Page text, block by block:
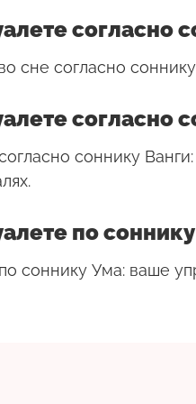
согласно
сне согласно
согласно
соннику
по
соннику Ума: ваше